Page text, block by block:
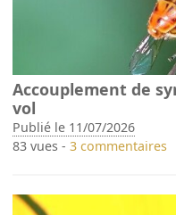
Accouplement de
vol
Publié le 11/07/2026
83 vues -3 commentaires